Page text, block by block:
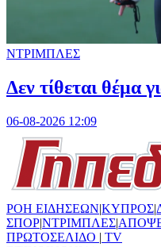
ΝΤΡΙΜΠΛΕΣ
Δεν τίθεται θέμα
06-08-2026 12:09
ΡΟΗ ΕΙΔΗΣΕΩΝ|ΚΥΠΡΟΣ|
ΣΠΟΡ|ΝΤΡΙΜΠΛΕΣ|
ΠΡΩΤΟΣΕΛΙΔΟ | TV